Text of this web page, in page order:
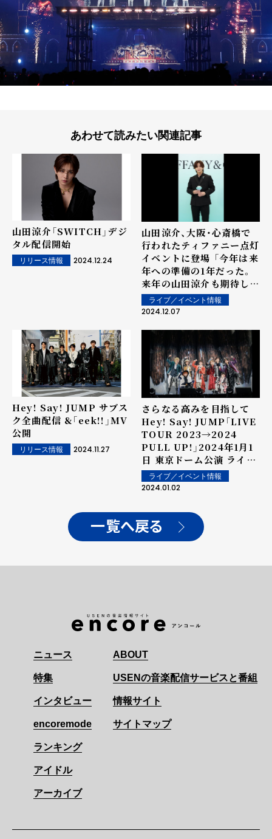
あわせて読みたい関連記事
山田涼介「SWITCH」デジ
タル配信開始
リリース情報 2024.12.24
山田涼介、大阪・心斎橋で
行われたティファニー点灯
イベントに登場 「今年は来
年への準備の1年だった。
来年の山田涼介も期待して
いただけたら」
ライブ／イベント情報
2024.12.07
Hey! Say! JUMP サブス
ク全曲配信 &「eek!!」MV
公開
リリース情報 2024.11.27
さらなる高みを目指して――
Hey! Say! JUMP「LIVE
TOUR 2023→2024
PULL UP!」2024年1月1
日 東京ドーム公演 ライブ
レポート
ライブ／イベント情報
2024.01.02
一覧へ戻る
ニュース
特集
インタビュー
encoremode
ランキング
アイドル
アーカイブ
ABOUT
USENの音楽配信サービスと番組
情報サイト
サイトマップ